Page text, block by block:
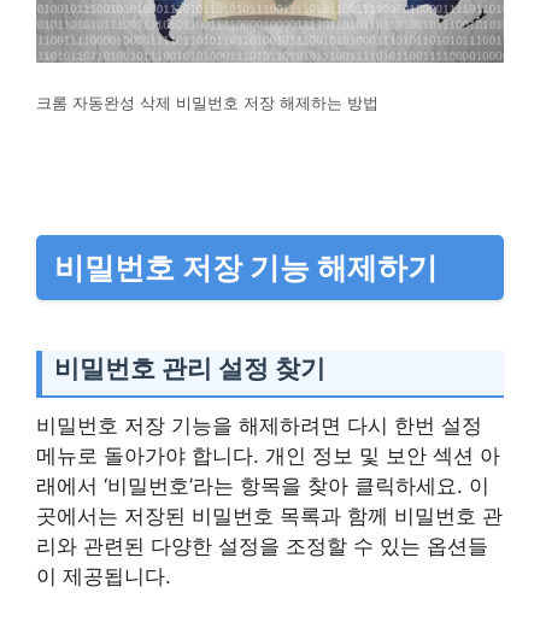
크롬 자동완성 삭제 비밀번호 저장 해제하는 방법
비밀번호 저장 기능 해제하기
비밀번호 관리 설정 찾기
비밀번호 저장 기능을 해제하려면 다시 한번 설정
메뉴로 돌아가야 합니다. 개인 정보 및 보안 섹션 아
래에서 ‘비밀번호’라는 항목을 찾아 클릭하세요. 이
곳에서는 저장된 비밀번호 목록과 함께 비밀번호 관
리와 관련된 다양한 설정을 조정할 수 있는 옵션들
이 제공됩니다.